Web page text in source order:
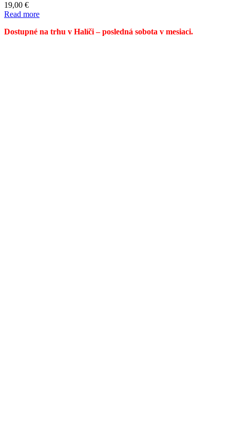
19,00 €
Read more
Dostupné na trhu v Halíči – posledná sobota v mesiaci.